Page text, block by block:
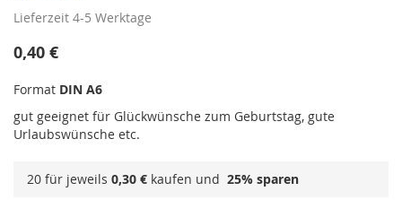
Lieferzeit 4-5 Werktage
0,40 €
Format DIN A6
gut geeignet für Glückwünsche zum Geburtstag, gute
Urlaubswünsche etc.
20 für jeweils 0,30 € kaufen und 25% sparen